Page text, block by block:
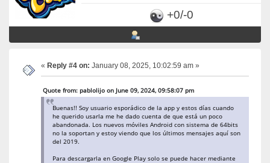
+0/-0
« Reply #4 on: January 08, 2025, 10:02:59 am »
Quote from: pablolijo on June 09, 2024, 09:58:07 pm
Buenas!! Soy usuario esporádico de la app y estos días cuando
he querido usarla me he dado cuenta de que está un poco
abandonada. Los nuevos móviles Android con sistema de 64bits
no la soportan y estoy viendo que los últimos mensajes aquí son
del 2019.
Para descargarla en Google Play solo se puede hacer mediante